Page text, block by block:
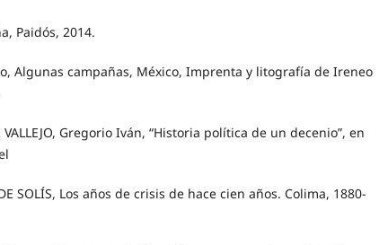
Paidós, 2014.
Algunas campañas, México, Imprenta y litografía de Ireneo
VALLEJO, Gregorio Iván, “Historia política de un decenio”, en
SOLÍS, Los años de crisis de hace cien años. Colima, 1880-